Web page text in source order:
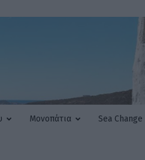
Μονοπάτια Sea Change